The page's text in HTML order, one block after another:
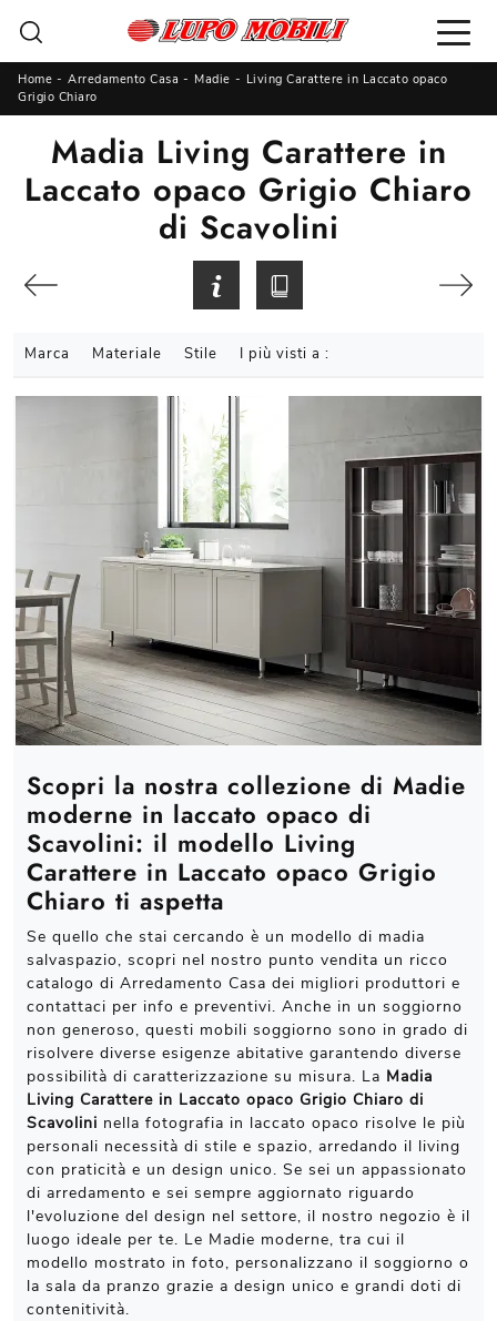
Home - Arredamento Casa - Madie - Living Carattere in Laccato opaco
Grigio Chiaro
Madia Living Carattere in
Laccato opaco Grigio Chiaro
di Scavolini
Marca Materiale Stile I più visti a :
Scopri la nostra collezione di Madie
moderne in laccato opaco di
Scavolini: il modello Living
Carattere in Laccato opaco Grigio
Chiaro ti aspetta
Se quello che stai cercando è un modello di madia
salvaspazio, scopri nel nostro punto vendita un ricco
catalogo di Arredamento Casa dei migliori produttori e
contattaci per info e preventivi. Anche in un soggiorno
non generoso, questi mobili soggiorno sono in grado di
risolvere diverse esigenze abitative garantendo diverse
possibilità di caratterizzazione su misura. La Madia
Living Carattere in Laccato opaco Grigio Chiaro di
Scavolini nella fotografia in laccato opaco risolve le più
personali necessità di stile e spazio, arredando il living
con praticità e un design unico. Se sei un appassionato
di arredamento e sei sempre aggiornato riguardo
l'evoluzione del design nel settore, il nostro negozio è il
luogo ideale per te. Le Madie moderne, tra cui il
modello mostrato in foto, personalizzano il soggiorno o
la sala da pranzo grazie a design unico e grandi doti di
contenitività.